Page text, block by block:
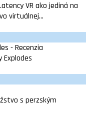
VR ako jediná na
virtuálnej...
Explodes
s perzským